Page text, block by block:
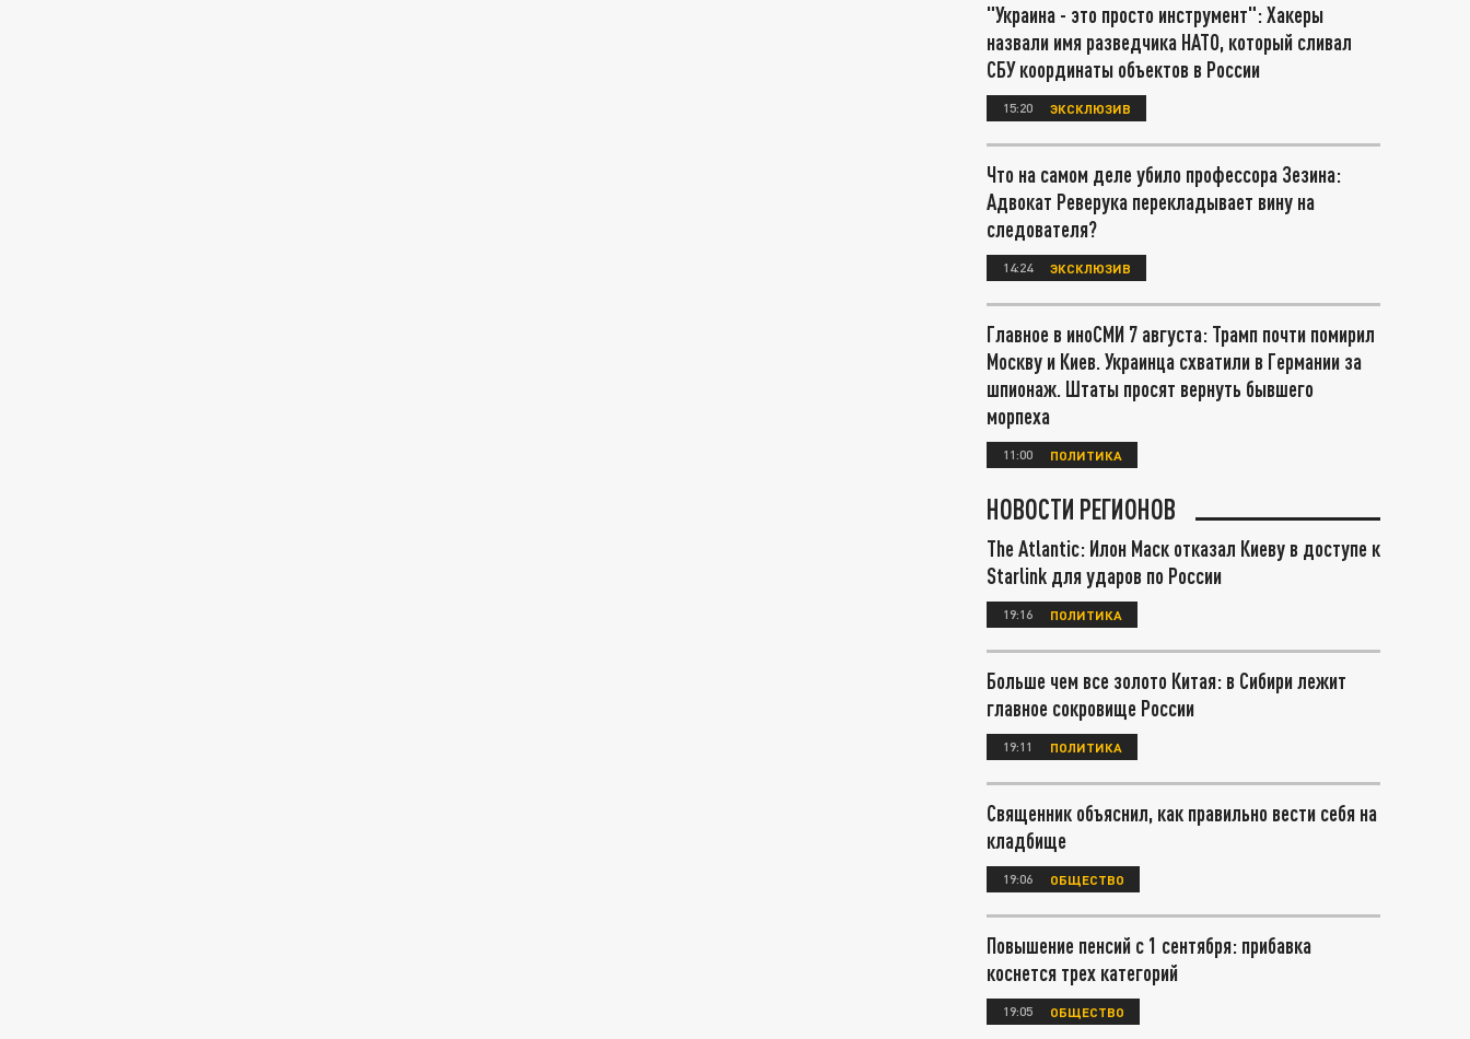
"Украина - это просто инструмент": Хакеры
назвали имя разведчика НАТО, который сливал
СБУ координаты объектов в России
15:20 ЭКСКЛЮЗИВ
Что на самом деле убило профессора Зезина:
Адвокат Реверука перекладывает вину на
следователя?
14:24 ЭКСКЛЮЗИВ
Главное в иноСМИ 7 августа: Трамп почти помирил
Москву и Киев. Украинца схватили в Германии за
шпионаж. Штаты просят вернуть бывшего
морпеха
11:00 ПОЛИТИКА
НОВОСТИ РЕГИОНОВ
The Atlantic: Илон Маск отказал Киеву в доступе к
Starlink для ударов по России
19:16 ПОЛИТИКА
Больше чем все золото Китая: в Сибири лежит
главное сокровище России
19:11 ПОЛИТИКА
Священник объяснил, как правильно вести себя на
кладбище
19:06 ОБЩЕСТВО
Повышение пенсий с 1 сентября: прибавка
коснется трех категорий
19:05 ОБЩЕСТВО